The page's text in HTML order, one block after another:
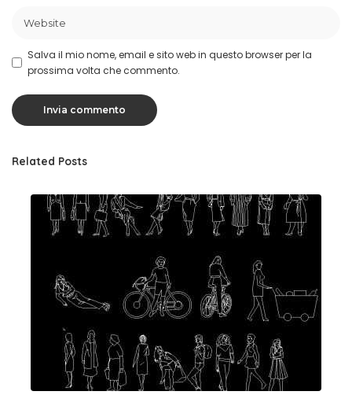
Salva il mio nome, email e sito web in questo browser per la
prossima volta che commento.
Related Posts